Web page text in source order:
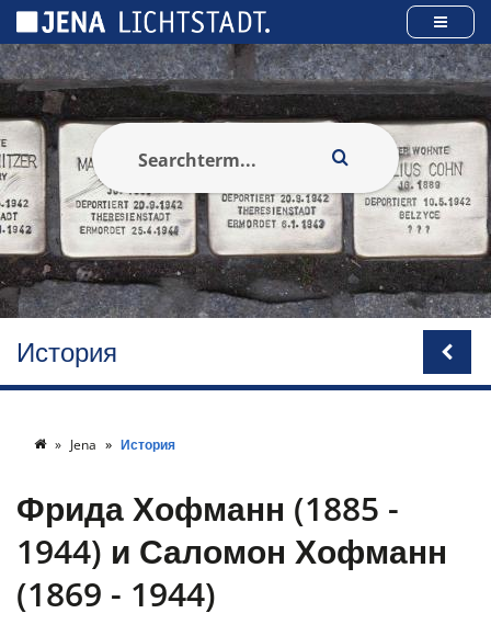
История
Jena История
Фрида Хофманн (1885 -
1944) и Саломон Хофманн
(1869 - 1944)
Панель управления cookies